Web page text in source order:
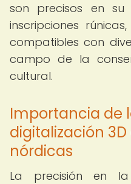
son precisos en su
inscripciones
compatibles con
campo de la
cultural.
Importancia de
digitalización
nórdicas
La precisión en